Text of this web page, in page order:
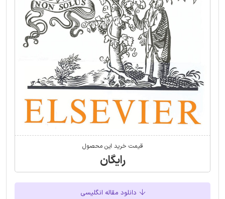
قیمت خرید این محصول
رایگان
دانلود مقاله انگلیسی